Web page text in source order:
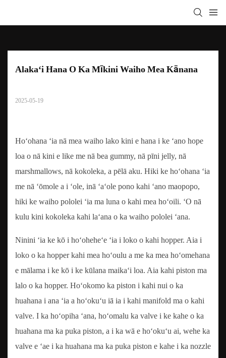
Alakaʻi Hana O Ka Mīkini Waiho Mea Kānana
2025-05-19
Hoʻohana ʻia nā mea waiho lako kini e hana i ke ʻano hope
loa o nā kini e like me nā bea gummy, nā pīni jelly, nā
marshmallows, nā kokoleka, a pēlā aku. Hiki ke hoʻohana ʻia
me nā ʻōmole a i ʻole, inā ʻaʻole pono kahi ʻano maopopo,
hiki ke waiho pololei ʻia ma luna o kahi mea hoʻoili. ʻO nā
kulu kini kokoleka kahi laʻana o ka waiho pololei ʻana.
Ninini ʻia ke kō i hoʻoheheʻe ʻia i loko o kahi hopper. Aia i
loko o ka hopper kahi mea hoʻoulu a me ka mea hoʻomehana
e mālama i ke kō i ke kūlana maikaʻi loa. Aia kahi piston ma
lalo o ka hopper. Hoʻokomo ka piston i kahi nui o ka
huahana i ana ʻia a hoʻokuʻu iā ia i kahi manifold ma o kahi
valve. I ka hoʻopiha ʻana, hoʻomalu ka valve i ke kahe o ka
huahana ma ka puka piston, a i ka wā e hoʻokuʻu ai, wehe ka
valve e ʻae i ka huahana ma ka puka piston e kahe i ka nozzle